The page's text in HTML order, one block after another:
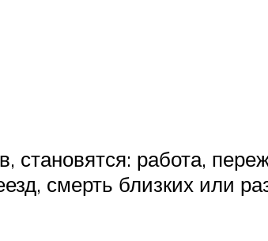
становятся: работа,
смерть близких или